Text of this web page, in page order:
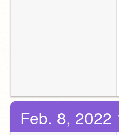
Feb. 8, 2022